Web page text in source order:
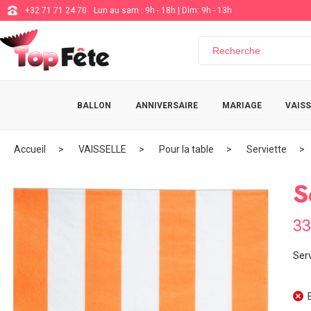
+32 71 71 24 70 Lun au sam : 9h - 18h | Dim: 9h - 13h
BALLON ANNIVERSAIRE MARIAGE
Accueil VAISSELLE Pour la table Serviette